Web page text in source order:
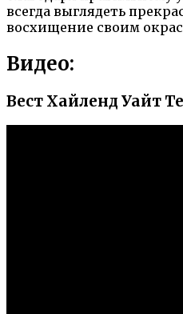
всегда выглядеть
восхищение своим
Видео:
Вест Хайленд Уайт